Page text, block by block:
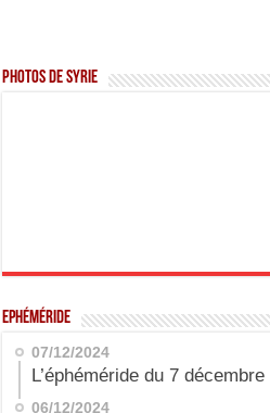
Photos de Syrie
Ephéméride
07/12/2024
L’éphéméride du 7 décembre
06/12/2024